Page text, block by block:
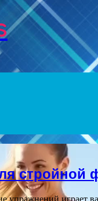
стройной
упражнений играет